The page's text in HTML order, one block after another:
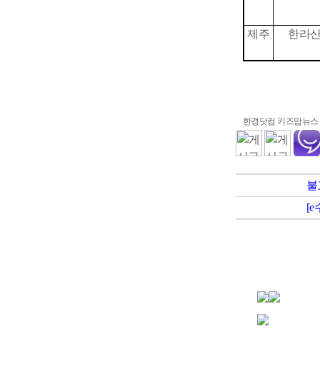
제주 한라
한경닷컴 키즈맘뉴
불
[e